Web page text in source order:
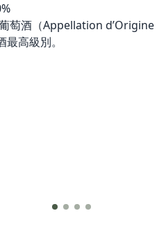
萄酒（Appellation d’Origine
高級別。